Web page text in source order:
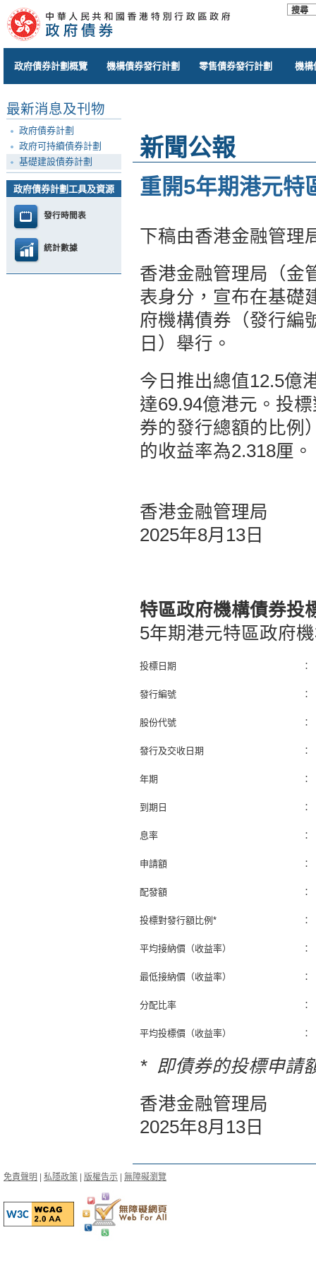
政府債券計劃概覽 機構債券發行計劃 零售債券發行計劃 機構
最新消息及刊物
政府債券計劃
政府可持續債券計劃
基礎建設債券計劃
政府債券計劃工具及資源
發行時間表
統計數據
新聞公報
重開5年期港元特
下稿由香港金融管理
香港金融管理局（金
表身分，宣布在基礎
府機構債券（發行編
日）舉行。
今日推出總值12.5億
達69.94億港元。投
券的發行總額的比例
的收益率為2.318厘。
香港金融管理局
2025年8月13日
特區政府機構債券投
5年期港元特區政府
投標日期 ：
發行編號 ：
股份代號 ：
發行及交收日期 ：
年期 ：
到期日 ：
息率 ：
申請額 ：
配發額 ：
投標對發行額比例* ：
平均接納價（收益率） ：
最低接納價（收益率） ：
分配比率 ：
平均投標價（收益率） ：
* 即債券的投標申請
香港金融管理局
2025年8月13日
免責聲明 私隱政策 版權告示 無障礙瀏覽